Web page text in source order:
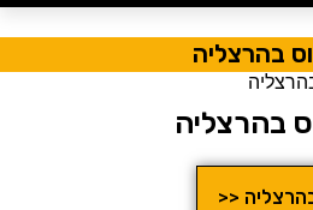
בהרצליה
בהרצליה
<<